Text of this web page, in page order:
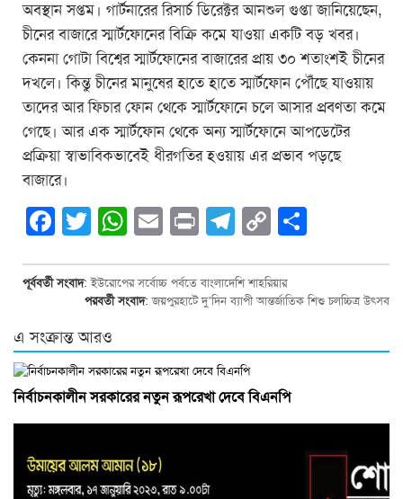
অবস্থান সপ্তম। গার্টনারের রিসার্চ ডিরেক্টর আনশুল গুপ্তা জানিয়েছেন,
চীনের বাজারে স্মার্টফোনের বিক্রি কমে যাওয়া একটি বড় খবর।
কেননা গোটা বিশ্বের স্মার্টফোনের বাজারের প্রায় ৩০ শতাংশই চীনের
দখলে। কিন্তু চীনের মানুষের হাতে হাতে স্মার্টফোন পৌঁছে যাওয়ায়
তাদের আর ফিচার ফোন থেকে স্মার্টফোনে চলে আসার প্রবণতা কমে
গেছে। আর এক স্মার্টফোন থেকে অন্য স্মার্টফোনে আপডেটের
প্রক্রিয়া স্বাভাবিকভাবেই ধীরগতির হওয়ায় এর প্রভাব পড়ছে
বাজারে।
Facebook
Twitter
WhatsApp
Email
PrintTelegram
Copy
পূর্ববর্তী সংবাদ:ইউরোপের সর্বোচ্চ পর্বতে বাংলাদেশি শাহরিয়ার
পরবর্তী সংবাদ:জয়পুরহাটে দু’দিন ব্যাপী আন্তর্জাতিক শিশু চলচ্চিত্র উৎসব
এ সংক্রান্ত আরও
নির্বাচনকালীন সরকারের নতুন রূপরেখা দেবে বিএনপি